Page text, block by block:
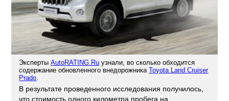
ЭкспертыAutoRATING.Ru узнали, во сколько обходится
содержание обновленного внедорожникаToyota Land Cruiser
Prado
В результате проведенного исследования получилось,
что стоимость одного километра пробега на